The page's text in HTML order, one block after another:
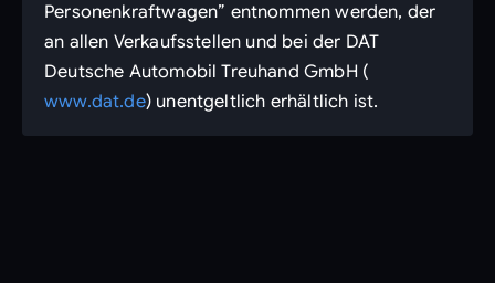
Personenkraftwagen” entnommen werden, der
an allen Verkaufsstellen und bei der DAT
Deutsche Automobil Treuhand GmbH (
www.dat.de) unentgeltlich erhältlich ist.